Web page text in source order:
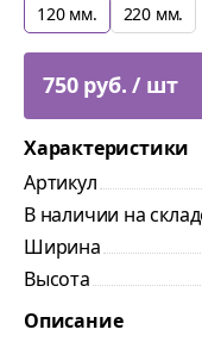
120 мм.
220 мм.
750 руб. / шт
Характеристики
Артикул
В наличии на
Ширина
Высота
Описание